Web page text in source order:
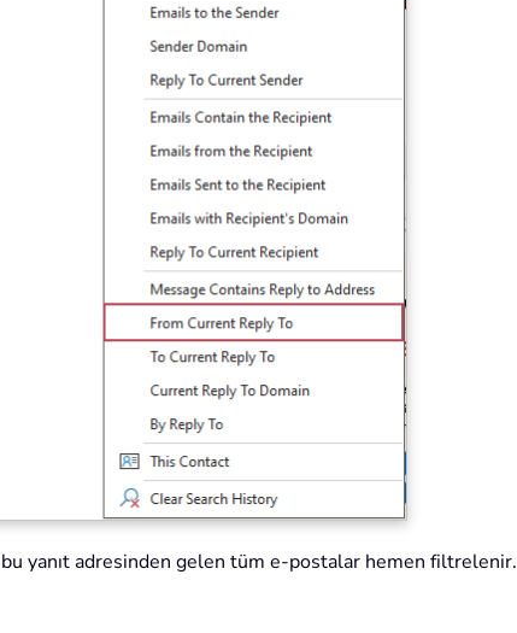
yanıt adresinden gelen tüm e-postalar hemen filtrelenir.